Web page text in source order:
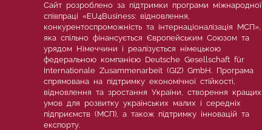
Сайт розроблено за підтримки програми міжнародної
співпраці «EU4Business: відновлення,
конкурентоспроможність та інтернаціоналізація МСП»,
яка спільно фінансується Європейським Союзом та
урядом Німеччини і реалізується німецькою
федеральною компанією Deutsche Gesellschaft für
Internationale Zusammenarbeit (GIZ) GmbH. Програма
спрямована на підтримку економічної стійкості,
відновлення та зростання України, створення кращих
умов для розвитку українських малих і середніх
підприємств (МСП), а також підтримку інновацій та
експорту.